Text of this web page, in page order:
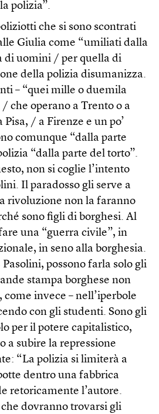
polizia”.
che si sono scontrati
Giulia come “umiliati dalla
di uomini / per quella di
della polizia disumanizza.
– “quei mille o duemila
che operano a Trento o a
/ a Firenze e un po’
comunque “dalla parte
“dalla parte del torto”.
non si coglie l’intento
Il paradosso gli serve a
rivoluzione non la faranno
sono figli di borghesi. Al
una “guerra civile”, in
in seno alla borghesia.
possono farla solo gli
stampa borghese non
invece – nell’iperbole
con gli studenti. Sono gli
per il potere capitalistico,
a subire la repressione
“La polizia si limiterà a
dentro una fabbrica
retoricamente l’autore.
dovranno trovarsi gli